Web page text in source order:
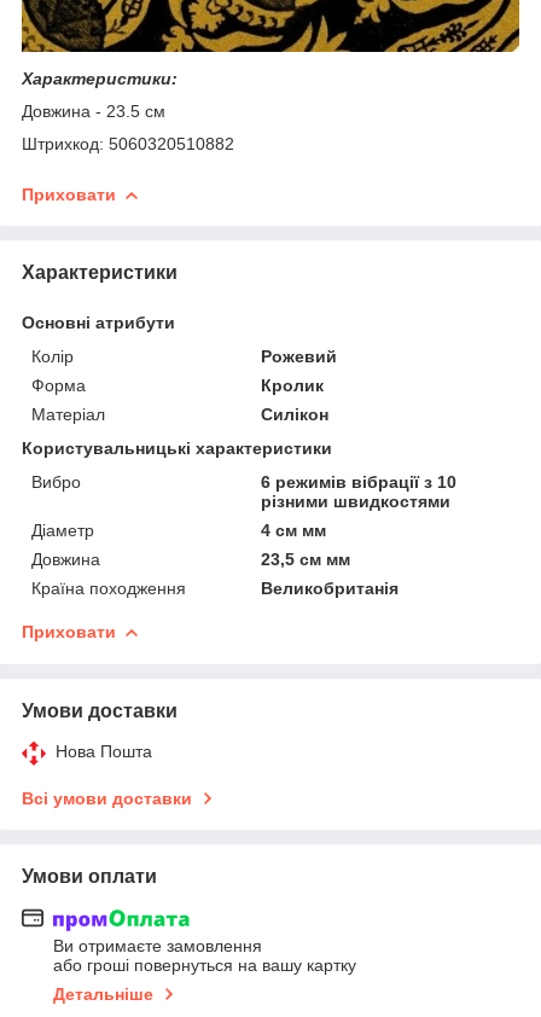
Характеристики:
Довжина - 23.5 см
Штрихкод: 5060320510882
Приховати
Характеристики
Основні атрибути
Колір
Рожевий
Форма
Кролик
Матеріал
Силікон
Користувальницькі характеристики
Вибро
6 режимів вібрації з 10
різними швидкостями
Діаметр
4 см мм
Довжина
23,5 см мм
Країна походження
Великобританія
Приховати
Умови доставки
Нова Пошта
Всі умови доставки
Умови оплати
Ви отримаєте замовлення
або гроші повернуться на вашу картку
Детальніше